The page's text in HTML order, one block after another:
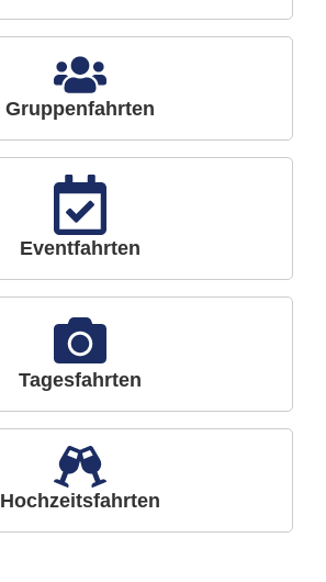
Gruppenfahrten
Eventfahrten
Tagesfahrten
Hochzeitsfahrten